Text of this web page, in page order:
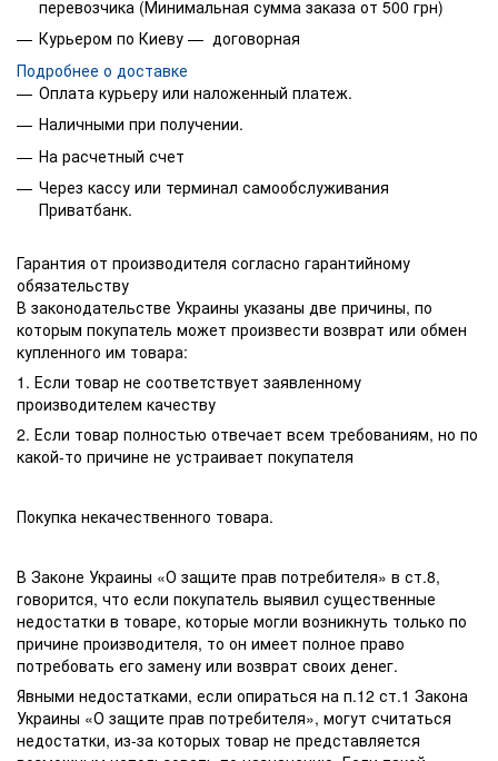
перевозчика (Минимальная сумма заказа от 500 грн)
Курьером по Киеву — договорная
Подробнее о доставке
Оплата курьеру или наложенный платеж.
Наличными при получении.
На расчетный счет
Через кассу или терминал самообслуживания
Приватбанк.
Гарантия от производителя согласно гарантийному
обязательству
В законодательстве Украины указаны две причины, по
которым покупатель может произвести возврат или обмен
купленного им товара:
1. Если товар не соответствует заявленному
производителем качеству
2. Если товар полностью отвечает всем требованиям, но по
какой-то причине не устраивает покупателя
Покупка некачественного товара.
В Законе Украины «О защите прав потребителя» в ст.8,
говорится, что если покупатель выявил существенные
недостатки в товаре, которые могли возникнуть только по
причине производителя, то он имеет полное право
потребовать его замену или возврат своих денег.
Явными недостатками, если опираться на п.12 ст.1 Закона
Украины «О защите прав потребителя», могут считаться
недостатки, из-за которых товар не представляется